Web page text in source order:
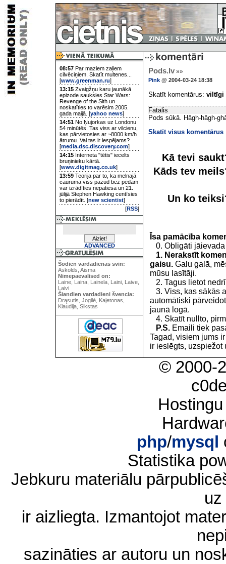
08:57 Par maziem zaļiem
cilvēciņiem. Skatīt multenes...
[www.greenman.ru]
13:15 Zvaigžņu karu jaunākā
epizode sauksies Star Wars:
Revenge of the Sith un
noskatīties to varēsim 2005.
gada maijā. [yahoo news]
14:51 No Ņujorkas uz Londonu
54 minūtēs. Tas viss ar vilcienu,
kas pārvietosies ar ~8000 km/h
ātrumu. Vai tas ir iespējams?
[media.dsc.discovery.com]
14:15 Interneta "tētis" iecelts
bruņinieku kārtā.
[www.digitmag.co.uk]
13:59 Teorija par to, ka melnajā
caurumā viss pazūd bez pēdām
var izrādīties nepatiesa un 21.
jūlijā Stephen Hawking centīsies
to pierādīt. [new scientist]
[RSS]
ADVANCED
Šodien vardadienas svin:
Askolds, Aisma
Nimepaevalised on:
Laine, Laina, Lainela, Laini, Laive,
Laivi
Šiandien vardadieni švencia:
Drąsutis, Jogilė, Kajetonas,
Klaudija, Sikstas
Pods.lv »»
Pink @ 2004-03-24 18:38
Skatīt komentārus: viltīgi
Fatalis
Pods sūkā. Hāgh-hāgh-
Skatīt visus komentārus
Kā tevi
Kāds tev
Un ko
Īsa pamācība
0. Obligāti jāievada
1. Nerakstīt
gaisu. Galu galā,
mūsu lasītāji.
2. Tagus lietot
3. Viss, kas sākās
automātiski
jaunā logā.
4. Skatīt nullto,
P.S. Emaili tiek
Tagad, visiem jums
ir ieslēgts, uzspiežot
© 2000-
php/mysql
Statistika
Jebkuru materiālu
ir aizliegta. Izmantojot
sazināties ar autoru un